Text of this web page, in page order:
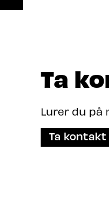
Ta
Lurer du på
Ta kontakt